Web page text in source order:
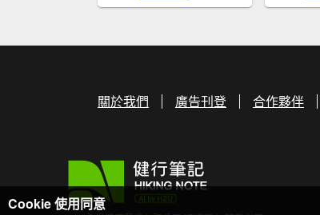
關於我們 廣告刊登 合作夥伴
Cookie 使用同意